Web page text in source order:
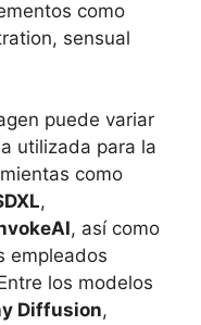
como
sensual
puede variar
utilizada para la
como
,
, así como
empleados
los modelos
Diffusion,